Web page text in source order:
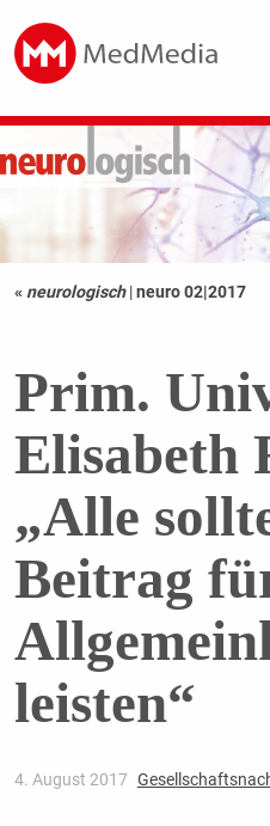
« neurologisch |neuro 02|2017
Prim.
Elisabeth
„Alle
Beitrag
leisten“
4. August 2017